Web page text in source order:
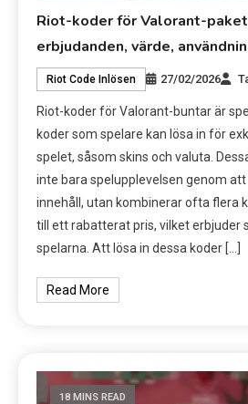
Riot-koder för Valorant-
erbjudanden, värde,
Riot Code Inlösen 27/02/2026
Riot-koder för Valorant-buntar är
koder som spelare kan lösa in för
spelet, såsom skins och valuta.
inte bara spelupplevelsen genom
innehåll, utan kombinerar ofta flera
till ett rabatterat pris, vilket erbjuder
spelarna. Att lösa in dessa koder […]
Read More
18 MINS READ